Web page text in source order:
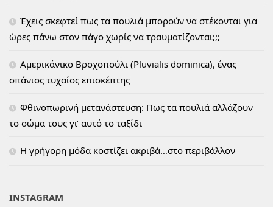
Έχεις σκεφτεί πως τα πουλιά μπορούν να στέκονται για
ώρες πάνω στον πάγο χωρίς να τραυματίζονται;;;
Αμερικάνικο Βροχοπούλι (Pluvialis dominica), ένας
σπάνιος τυχαίος επισκέπτης
Φθινοπωρινή μετανάστευση: Πως τα πουλιά αλλάζουν
το σώμα τους γι’ αυτό το ταξίδι
H γρήγορη μόδα κοστίζει ακριβά…στο περιβάλλον
INSTAGRAM